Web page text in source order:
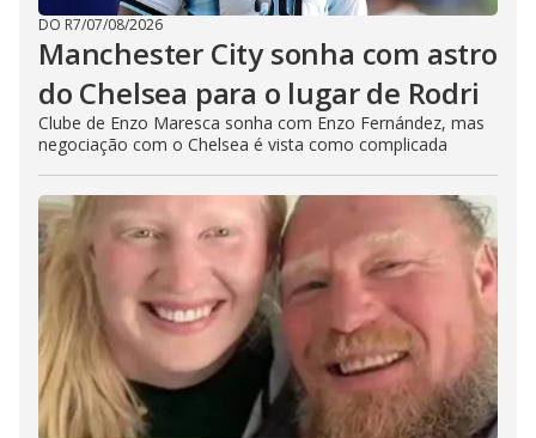
DO R7/07/08/2026
Manchester City sonha com astro
do Chelsea para o lugar de Rodri
Clube de Enzo Maresca sonha com Enzo Fernández, mas
negociação com o Chelsea é vista como complicada